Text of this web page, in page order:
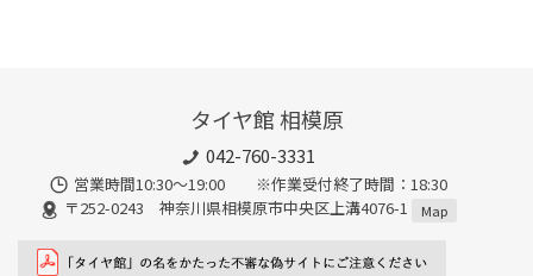
タイヤ館 相模原
042-760-3331
営業時間10:30～19:00 ※作業受付終了時間：18:30
〒252-0243 神奈川県相模原市中央区上溝4076-1
Map